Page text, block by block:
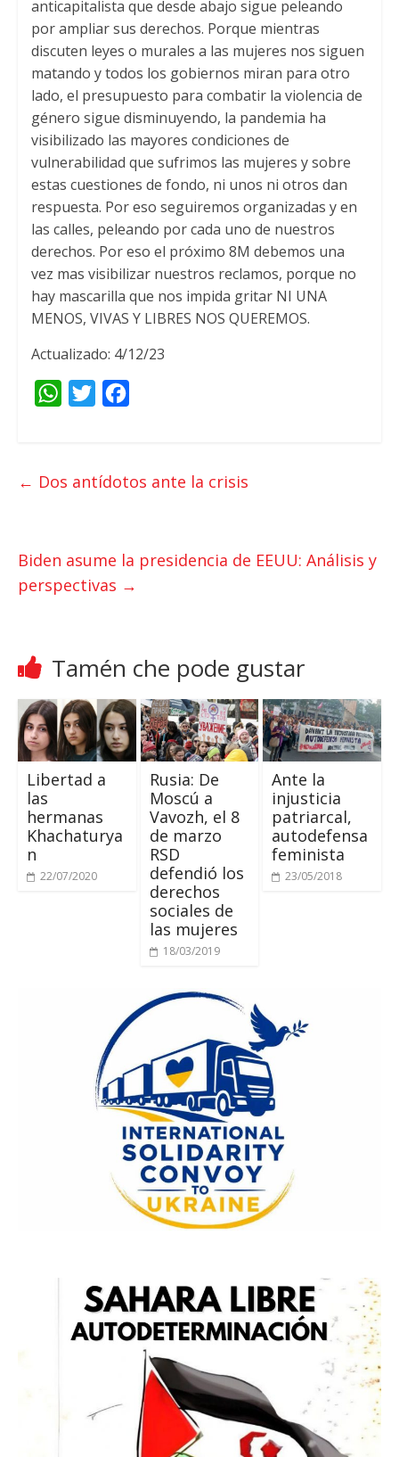
anticapitalista que desde abajo sigue peleando
por ampliar sus derechos. Porque mientras
discuten leyes o murales a las mujeres nos siguen
matando y todos los gobiernos miran para otro
lado, el presupuesto para combatir la violencia de
género sigue disminuyendo, la pandemia ha
visibilizado las mayores condiciones de
vulnerabilidad que sufrimos las mujeres y sobre
estas cuestiones de fondo, ni unos ni otros dan
respuesta. Por eso seguiremos organizadas y en
las calles, peleando por cada uno de nuestros
derechos. Por eso el próximo 8M debemos una
vez mas visibilizar nuestros reclamos, porque no
hay mascarilla que nos impida gritar NI UNA
MENOS, VIVAS Y LIBRES NOS QUEREMOS.
Actualizado: 4/12/23
W
p
p
t
r
o
← Dos antídotos ante la crisis
Biden asume la presidencia de EEUU: Análisis y
perspectivas →
Tamén che pode gustar
Libertad a
las
hermanas
Khachaturya
n
22/07/2020
Rusia: De
Moscú a
Vavozh, el 8
de marzo
RSD
defendió los
derechos
sociales de
las mujeres
18/03/2019
Ante la
injusticia
patriarcal,
autodefensa
feminista
23/05/2018